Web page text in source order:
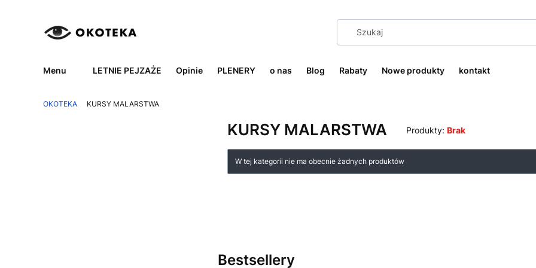
Menu LETNIE PEJZAŻE Opinie PLENERY o nas Blog Rabaty Nowe produkty kontakt
OKOTEKA KURSY MALARSTWA
KURSY MALARSTWA Produkty: Brak
Lista produktów
W tej kategorii nie ma obecnie żadnych produktów
Bestsellery